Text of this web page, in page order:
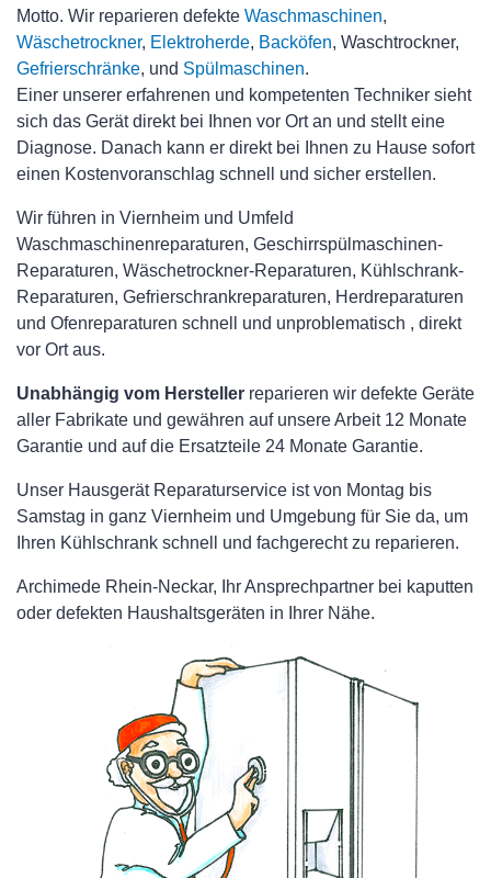
Motto. Wir reparieren defekte Waschmaschinen,
Wäschetrockner, Elektroherde, Backöfen, Waschtrockner,
Gefrierschränke, und Spülmaschinen.
Einer unserer erfahrenen und kompetenten Techniker sieht
sich das Gerät direkt bei Ihnen vor Ort an und stellt eine
Diagnose. Danach kann er direkt bei Ihnen zu Hause sofort
einen Kostenvoranschlag schnell und sicher erstellen.
Wir führen in Viernheim und Umfeld
Waschmaschinenreparaturen, Geschirrspülmaschinen-
Reparaturen, Wäschetrockner-Reparaturen, Kühlschrank-
Reparaturen, Gefrierschrankreparaturen, Herdreparaturen
und Ofenreparaturen schnell und unproblematisch , direkt
vor Ort aus.
Unabhängig vom Hersteller reparieren wir defekte Geräte
aller Fabrikate und gewähren auf unsere Arbeit 12 Monate
Garantie und auf die Ersatzteile 24 Monate Garantie.
Unser Hausgerät Reparaturservice ist von Montag bis
Samstag in ganz Viernheim und Umgebung für Sie da, um
Ihren Kühlschrank schnell und fachgerecht zu reparieren.
Archimede Rhein-Neckar, Ihr Ansprechpartner bei kaputten
oder defekten Haushaltsgeräten in Ihrer Nähe.